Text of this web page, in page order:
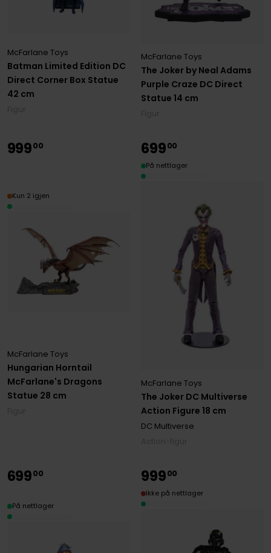
Batman Limited Edition DC
Direct Corner Box Statue
42 cm
McFarlane Toys
The Joker by Neal Adams
Purple Craze DC Direct
Statue 14 cm
McFarlane Toys
Hungarian Horntail
McFarlane's Dragons
Statue 28 cm
McFarlane Toys
99900
Kun 2 igjen
The Joker DC Multiverse
Action Figure 18 cm
McFarlane Toys
DC Multiverse
69900
På nettlager
69900
På nettlager
99900
Ikke på nettlager